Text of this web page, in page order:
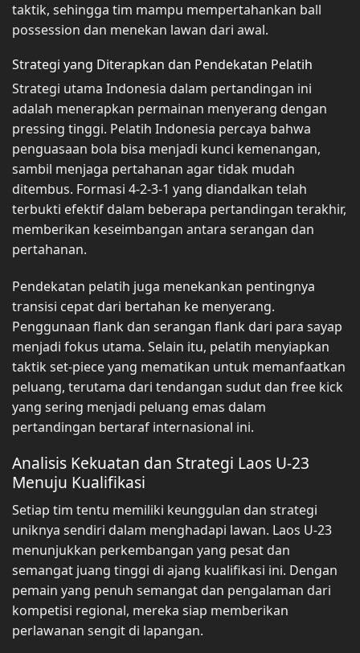
taktik, sehingga tim mampu mempertahankan ball
possession dan menekan lawan dari awal.
Strategi yang Diterapkan dan Pendekatan Pelatih
Strategi utama Indonesia dalam pertandingan ini
adalah menerapkan permainan menyerang dengan
pressing tinggi. Pelatih Indonesia percaya bahwa
penguasaan bola bisa menjadi kunci kemenangan,
sambil menjaga pertahanan agar tidak mudah
ditembus. Formasi 4-2-3-1 yang diandalkan telah
terbukti efektif dalam beberapa pertandingan terakhir,
memberikan keseimbangan antara serangan dan
pertahanan.
Pendekatan pelatih juga menekankan pentingnya
transisi cepat dari bertahan ke menyerang.
Penggunaan flank dan serangan flank dari para sayap
menjadi fokus utama. Selain itu, pelatih menyiapkan
taktik set-piece yang mematikan untuk memanfaatkan
peluang, terutama dari tendangan sudut dan free kick
yang sering menjadi peluang emas dalam
pertandingan bertaraf internasional ini.
Analisis Kekuatan dan Strategi Laos U-23
Menuju Kualifikasi
Setiap tim tentu memiliki keunggulan dan strategi
uniknya sendiri dalam menghadapi lawan. Laos U-23
menunjukkan perkembangan yang pesat dan
semangat juang tinggi di ajang kualifikasi ini. Dengan
pemain yang penuh semangat dan pengalaman dari
kompetisi regional, mereka siap memberikan
perlawanan sengit di lapangan.